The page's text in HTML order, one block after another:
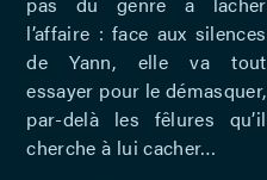
l’affaire : face aux silences
de Yann, elle va tout
essayer pour le démasquer,
par-delà les fêlures qu’il
cherche à lui cacher…